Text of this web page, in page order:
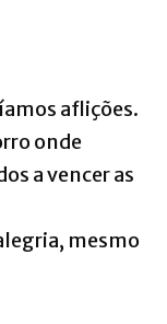
aflições.
onde
a vencer as
mesmo